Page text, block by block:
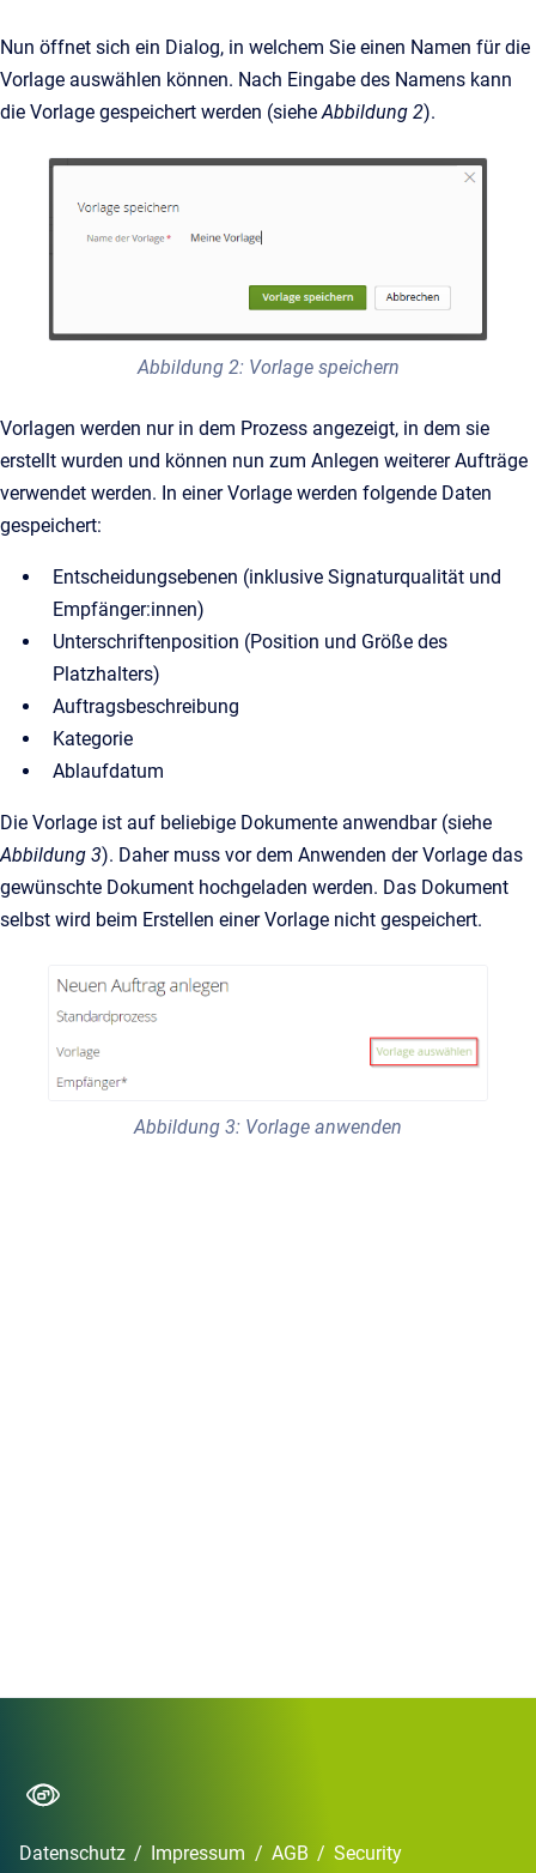
Nun öffnet sich ein Dialog, in welchem Sie einen Namen für die
Vorlage auswählen können. Nach Eingabe des Namens kann
die Vorlage gespeichert werden (sieheAbbildung 2).
Abbildung 2: Vorlage speichern
Vorlagen werden nur in dem Prozess angezeigt, in dem sie
erstellt wurden und können nun zum Anlegen weiterer Aufträge
verwendet werden. In einer Vorlage werden folgende Daten
gespeichert:
Entscheidungsebenen (inklusive Signaturqualität und
Empfänger:innen)
Unterschriftenposition (Position und Größe des
Platzhalters)
Auftragsbeschreibung
Kategorie
Ablaufdatum
Die Vorlage ist auf beliebige Dokumente anwendbar (siehe
Abbildung 3). Daher muss vor dem Anwenden der Vorlage das
gewünschte Dokument hochgeladen werden. Das Dokument
selbst wird beim Erstellen einer Vorlage nicht gespeichert.
Abbildung 3: Vorlage anwenden
Datenschutz / Impressum / AGB / Security